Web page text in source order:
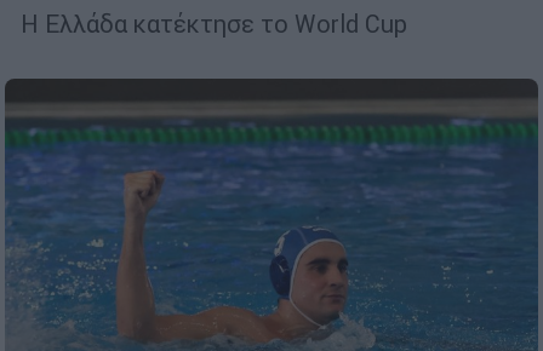
Η Ελλάδα κατέκτησε το World Cup